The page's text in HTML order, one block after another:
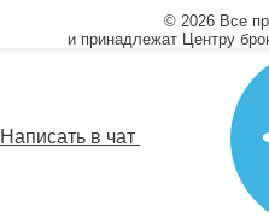
© 2026 Все
и принадлежат Центру
Написать в чат